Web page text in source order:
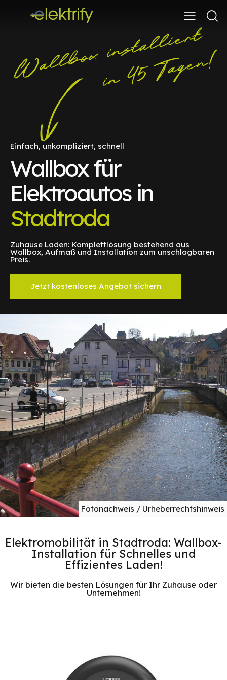
Einfach, unkompliziert, schnell
Wallbox für
Elektroautos in
Stadtroda
Zuhause Laden: Komplettlösung bestehend aus
Wallbox, Aufmaß und Installation zum unschlagbaren
Preis.
Jetzt kostenloses Angebot sichern
Fotonachweis / Urheberrechtshinweis
Elektromobilität in Stadtroda: Wallbox-
Installation für Schnelles und
Effizientes Laden!
Wir bieten die besten Lösungen für Ihr Zuhause oder
Unternehmen!